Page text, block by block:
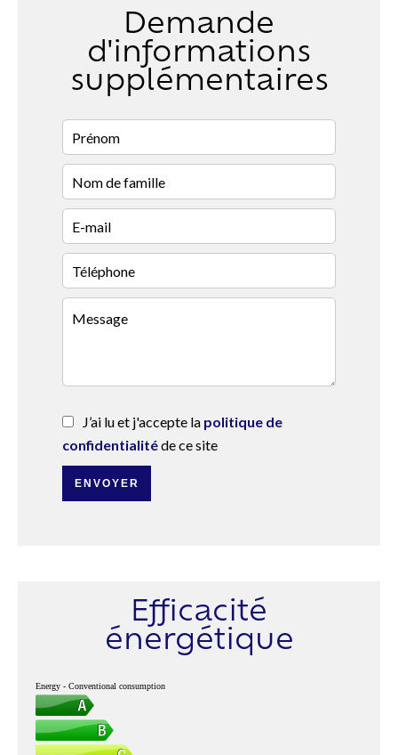
Demande
d'informations
supplémentaires
J’ai lu et j'accepte la politique de
confidentialitéde ce site
ENVOYER
Efficacité
énergétique